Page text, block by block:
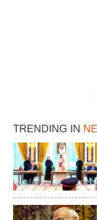
TRENDING IN